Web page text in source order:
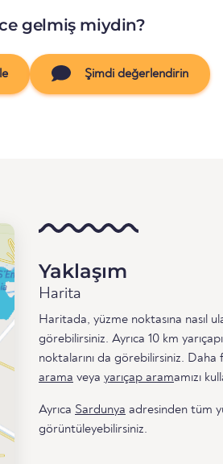
gelmiş miydin?
Şimdi değerlendirin
Yaklaşım
Harita
Haritada, yüzme noktasına nasıl
görebilirsiniz. Ayrıca 10 km
noktalarını da görebilirsiniz. Daha
arama veya yarıçap aramamızı
Ayrıca Sardunya adresinden tüm
görüntüleyebilirsiniz.